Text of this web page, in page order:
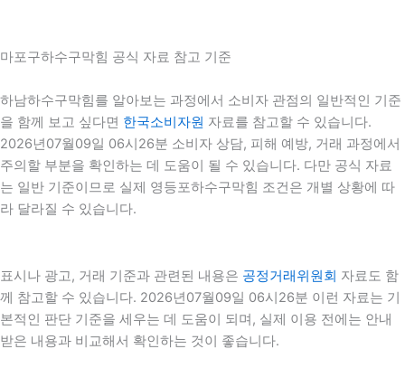
마포구하수구막힘 공식 자료 참고 기준
하남하수구막힘를 알아보는 과정에서 소비자 관점의 일반적인 기준
을 함께 보고 싶다면 한국소비자원 자료를 참고할 수 있습니다.
2026년07월09일 06시26분 소비자 상담, 피해 예방, 거래 과정에서
주의할 부분을 확인하는 데 도움이 될 수 있습니다. 다만 공식 자료
는 일반 기준이므로 실제 영등포하수구막힘 조건은 개별 상황에 따
라 달라질 수 있습니다.
표시나 광고, 거래 기준과 관련된 내용은 공정거래위원회 자료도 함
께 참고할 수 있습니다. 2026년07월09일 06시26분 이런 자료는 기
본적인 판단 기준을 세우는 데 도움이 되며, 실제 이용 전에는 안내
받은 내용과 비교해서 확인하는 것이 좋습니다.